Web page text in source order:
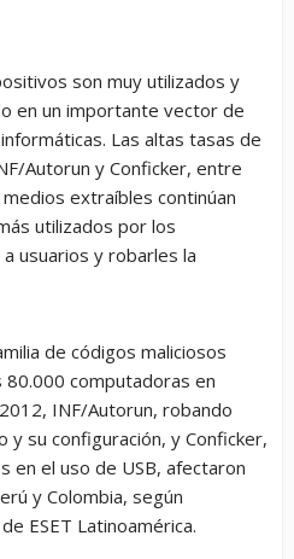
son muy utilizados y
en un importante vector de
. Las altas tasas de
Autorun y Conficker, entre
extraíbles continúan
utilizados por los
usuarios y robarles la
de códigos maliciosos
80.000 computadoras en
INF/Autorun, robando
y su configuración, y Conficker,
en el uso de USB, afectaron
y Colombia, según
ESET Latinoamérica.